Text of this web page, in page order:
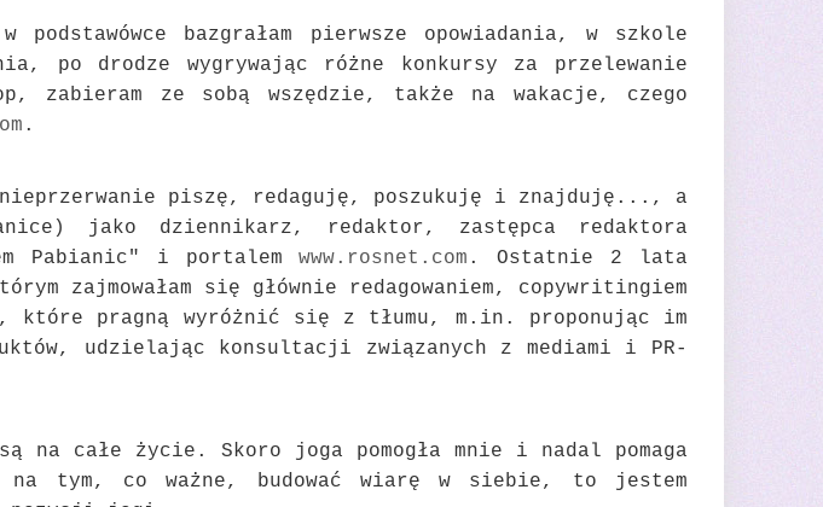
bazgrałam pierwsze opowiadania, w szkole
po drodze wygrywając różne konkursy za przelewanie
zabieram ze sobą wszędzie, także na wakacje, czego
.
nieprzerwanie piszę, redaguję, poszukuję i znajduję..., a
jako dziennikarz, redaktor, zastępca redaktora
Pabianic" i portalemwww.rosnet.com . Ostatnie 2 lata
zajmowałam się głównie redagowaniem, copywritingiem
pragną wyróżnić się z tłumu, m.in. proponując im
udzielając konsultacji związanych z mediami i PR-
całe życie. Skoro joga pomogła mnie i nadal pomaga
na tym, co ważne, budować wiarę w siebie, to jestem